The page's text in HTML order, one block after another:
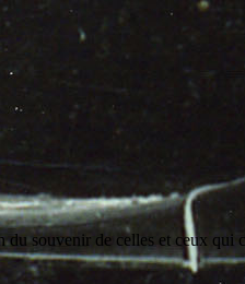
souvenir de celles et ceux qui